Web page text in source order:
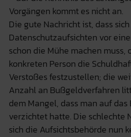
Vorgängen kommt es nicht an.
Die gute Nachricht ist, dass
Datenschutzaufsichten vor
schon die Mühe machen
konkreten Person die
Verstoßes festzustellen; die
Anzahl an Bußgeldverfahren
dem Mangel, dass man auf
verzichtet hatte. Die schlechte
sich die Aufsichtsbehörde nun